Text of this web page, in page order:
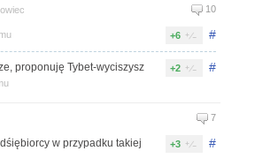
10
#
+6
#
+2
proponuję Tybet-wyciszysz
7
#
+3
w przypadku takiej